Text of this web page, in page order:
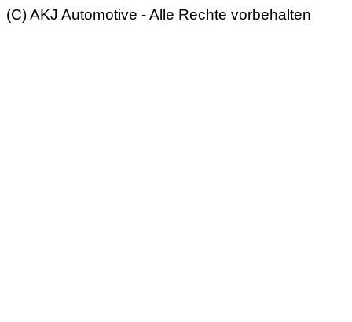
(C) AKJ Automotive - Alle Rechte vorbehalten